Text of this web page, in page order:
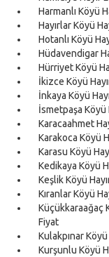
Harmanlı Köyü
Hayırlar Köyü
Hotanlı Köyü
Hüdavendigar
Hürriyet Köyü
İkizce Köyü
İnkaya Köyü
İsmetpaşa Köyü
Karacaahmet
Karakoca Köyü
Karasu Köyü
Kedikaya Köyü
Keşlik Köyü
Kıranlar Köyü
Küçükkaraağaç
Fiyat
Kulakpınar
Kurşunlu Köyü